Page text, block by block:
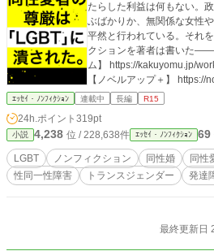
たらした利益は何もない。
ぶばかりか、無関係な女性
平然と行われている。それ
クションを著者は書いた――当事
ム】 https://kakuyomu.jp/
【ノベルアップ＋】
【小説家になろう】 https://
ｴｯｾｲ・ﾉﾝﾌｨｸｼｮﾝ 連載中 長編 R15
24h.ポイント 319pt
小説 4,238 位 / 228,638件 ｴｯｾｲ・ﾉﾝﾌｨｸｼｮﾝ 69
LGBT ノンフィクション 同性婚 同性
性同一性障害
トランスジェンダー 発達
最終更新日